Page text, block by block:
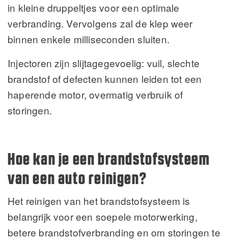
in kleine druppeltjes voor een optimale
verbranding. Vervolgens zal de klep weer
binnen enkele milliseconden sluiten.
Injectoren zijn slijtagegevoelig: vuil, slechte
brandstof of defecten kunnen leiden tot een
haperende motor, overmatig verbruik of
storingen.
Hoe kan je een brandstofsysteem
van een auto reinigen?
Het reinigen van het brandstofsysteem is
belangrijk voor een soepele motorwerking,
betere brandstofverbranding en om storingen te